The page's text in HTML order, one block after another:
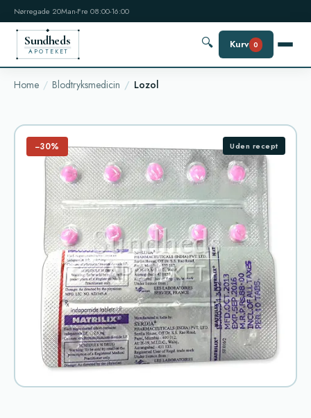
Nørregade 20Man-Fre 08:00-16:00
Sundheds
APOTEKET
🔍 Kurv 0
Home Blodtryksmedicin Lozol
−30% Uden recept